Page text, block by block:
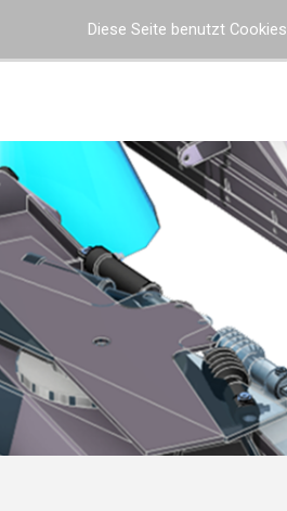
Diese Seite benutzt